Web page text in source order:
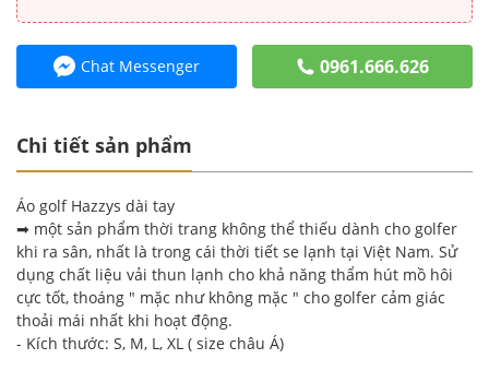
Chat Messenger 0961.666.626
Chi tiết sản phẩm
Áo golf Hazzys dài tay
➡ một sản phẩm thời trang không thể thiếu dành cho golfer
khi ra sân, nhất là trong cái thời tiết se lạnh tại Việt Nam. Sử
dụng chất liệu vải thun lạnh cho khả năng thẩm hút mồ hôi
cực tốt, thoáng " mặc như không mặc " cho golfer cảm giác
thoải mái nhất khi hoạt động.
- Kích thước: S, M, L, XL ( size châu Á)